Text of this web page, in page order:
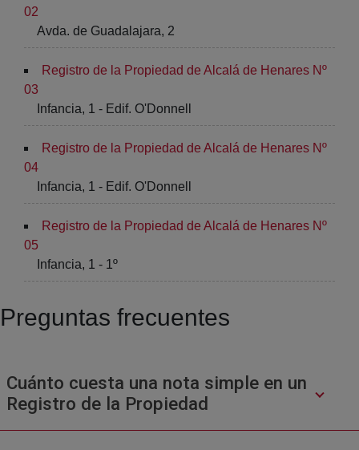
02
Avda. de Guadalajara, 2
Registro de la Propiedad de Alcalá de Henares Nº
03
Infancia, 1 - Edif. O'Donnell
Registro de la Propiedad de Alcalá de Henares Nº
04
Infancia, 1 - Edif. O'Donnell
Registro de la Propiedad de Alcalá de Henares Nº
05
Infancia, 1 - 1º
Preguntas frecuentes
Cuánto cuesta una nota simple en un
Registro de la Propiedad